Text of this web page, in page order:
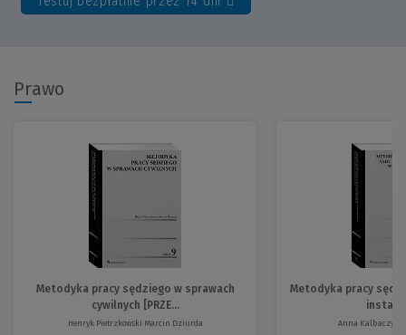
(Link
Prawo
Metodyka pracy sędziego w sprawach
cywilnych [PRZE...
Henryk Pietrzkowski Marcin Dziurda
Metodyka pracy
Anna Kalbaczyk